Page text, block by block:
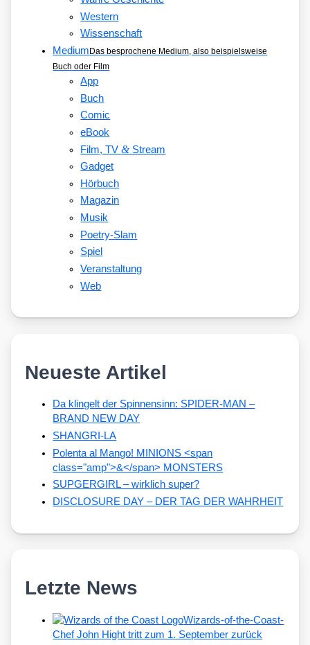
Western
Wissenschaft
Medium Das besprochene Medium, also beispielsweise
Buch oder Film
App
Buch
Comic
eBook
Film, TV&Stream
Gadget
Hörbuch
Magazin
Musik
Poetry-Slam
Spiel
Veranstaltung
Web
Neueste Artikel
Da klingelt der Spinnensinn: SPIDER-MAN –
BRAND NEW DAY
SHANGRI-LA
Polenta al Mango! MINIONS <span
class="amp">&</span> MONSTERS
SUPGERGIRL – wirklich super?
DISCLOSURE DAY – DER TAG DER WAHRHEIT
Letzte News
Wizards-of-the-Coast-
Chef John Hight tritt zum 1. September zurück